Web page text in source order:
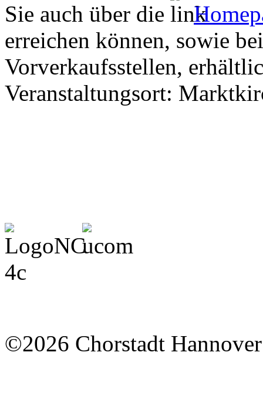
Sie auch über die
erreichen können, sowie
Vorverkaufsstellen,
Veranstaltungsort:
©2026 Chorstadt Hannover